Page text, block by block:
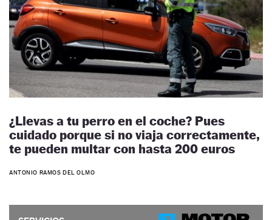
¿Llevas a tu perro en el coche? Pues
cuidado porque si no viaja correctamente,
te pueden multar con hasta 200 euros
ANTONIO RAMOS DEL OLMO